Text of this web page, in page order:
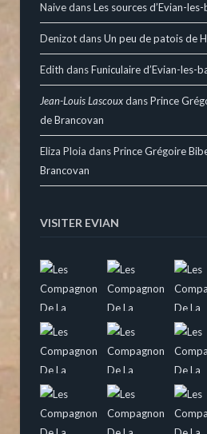
NaivedansLes sources d’Evian-
DenizotdansUn peu de patois de
Edith dansFuniculaire d’Evian-les-
Jean-Louis LascouxdansPrince
de Brancovan
Eliza Ploia dansPrince Grégoire
Brancovan
VISITER EVIAN